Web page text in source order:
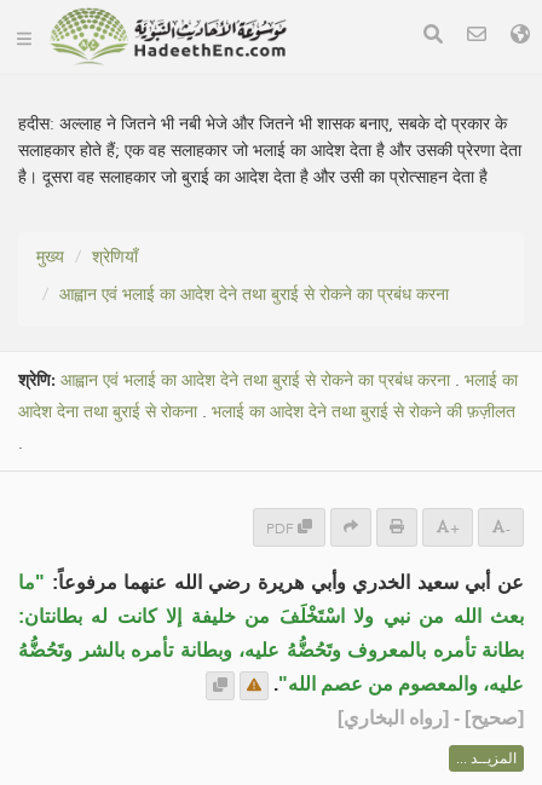
हदीस:अल्लाह ने जितने भी नबी भेजे और जितने भी शासक बनाए, सबके दो प्रकार के
सलाहकार होते हैं; एक वह सलाहकार जो भलाई का आदेश देता है और उसकी प्रेरणा देता
है। दूसरा वह सलाहकार जो बुराई का आदेश देता है और उसी का प्रोत्साहन देता है
मुख्य
श्रेणियाँ
आह्वान एवं भलाई का आदेश देने तथा बुराई से रोकने का प्रबंध करना
श्रेणि: आह्वान एवं भलाई का आदेश देने तथा बुराई से रोकने का प्रबंध करना. भलाई का
आदेश देना तथा बुराई से रोकना. भलाई का आदेश देने तथा बुराई से रोकने की फ़ज़ीलत
.
PDF + -
عن أبي سعيد الخدري وأبي هريرة رضي الله عنهما مرفوعاً: "ما
بعث الله من نبي ولا اسْتَخْلَفَ من خليفة إلا كانت له بطانتان:
بطانة تأمره بالمعروف وتَحُضُّهُ عليه، وبطانة تأمره بالشر وتَحُضُّهُ
عليه، والمعصوم من عصم الله".
[صحيح] - [رواه البخاري]
المزيــد ...